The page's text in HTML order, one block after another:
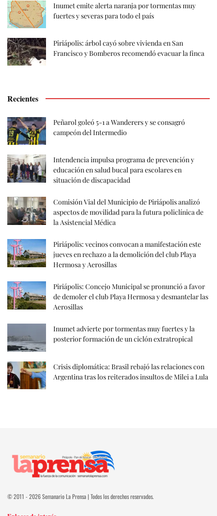
Inumet emite alerta naranja por tormentas muy
fuertes y severas para todo el país
Piriápolis: árbol cayó sobre vivienda en San
Francisco y Bomberos recomendó evacuar la finca
Recientes
Peñarol goleó 5-1 a Wanderers y se consagró
campeón del Intermedio
Intendencia impulsa programa de prevención y
educación en salud bucal para escolares en
situación de discapacidad
Comisión Vial del Municipio de Piriápolis analizó
aspectos de movilidad para la futura policlínica de
la Asistencial Médica
Piriápolis: vecinos convocan a manifestación este
jueves en rechazo a la demolición del club Playa
Hermosa y Aerosillas
Piriápolis: Concejo Municipal se pronunció a favor
de demoler el club Playa Hermosa y desmantelar las
Aerosillas
Inumet advierte por tormentas muy fuertes y la
posterior formación de un ciclón extratropical
Crisis diplomática: Brasil rebajó las relaciones con
Argentina tras los reiterados insultos de Milei a Lula
© 2011 - 2026 Semanario La Prensa | Todos los derechos reservados.